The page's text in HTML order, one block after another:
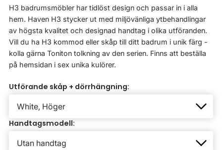
H3 badrumsmöbler har tidlöst design och passar in i alla
hem. Haven H3 stycker ut med miljövänliga ytbehandlingar
av högsta kvalitet och designad handtag i olika utföranden.
Vill du ha H3 kommod eller skåp till ditt badrum i unik färg -
kolla gärna Toniton tolkning av den serien. Finns att beställa
på hemsidan i sex unika kulörer.
Utförande skåp + dörrhängning:
Handtagsmodell: